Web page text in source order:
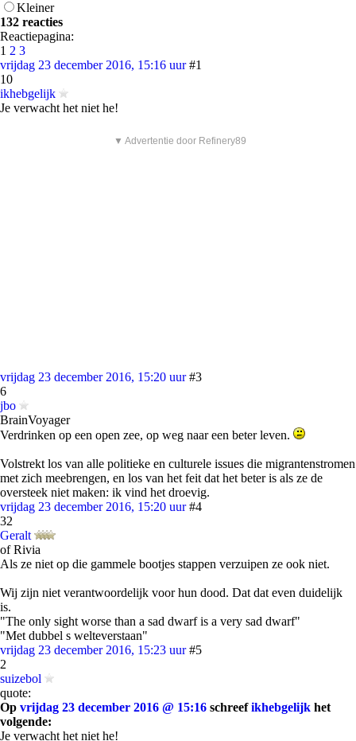
Kleiner
132 reacties
Reactiepagina:
1 2 3
vrijdag 23 december 2016, 15:16 uur #1
10
ikhebgelijk
Je verwacht het niet he!
▼ Advertentie door Refinery89
vrijdag 23 december 2016, 15:20 uur #3
6
jbo
BrainVoyager
Verdrinken op een open zee, op weg naar een beter leven.
Volstrekt los van alle politieke en culturele issues die migrantenstromen
met zich meebrengen, en los van het feit dat het beter is als ze de
oversteek niet maken: ik vind het droevig.
vrijdag 23 december 2016, 15:20 uur #4
32
Geralt
of Rivia
Als ze niet op die gammele bootjes stappen verzuipen ze ook niet.
Wij zijn niet verantwoordelijk voor hun dood. Dat dat even duidelijk
is.
"The only sight worse than a sad dwarf is a very sad dwarf"
"Met dubbel s welteverstaan"
vrijdag 23 december 2016, 15:23 uur #5
2
suizebol
quote:
Op vrijdag 23 december 2016 @ 15:16 schreefikhebgelijk het
volgende:
Je verwacht het niet he!